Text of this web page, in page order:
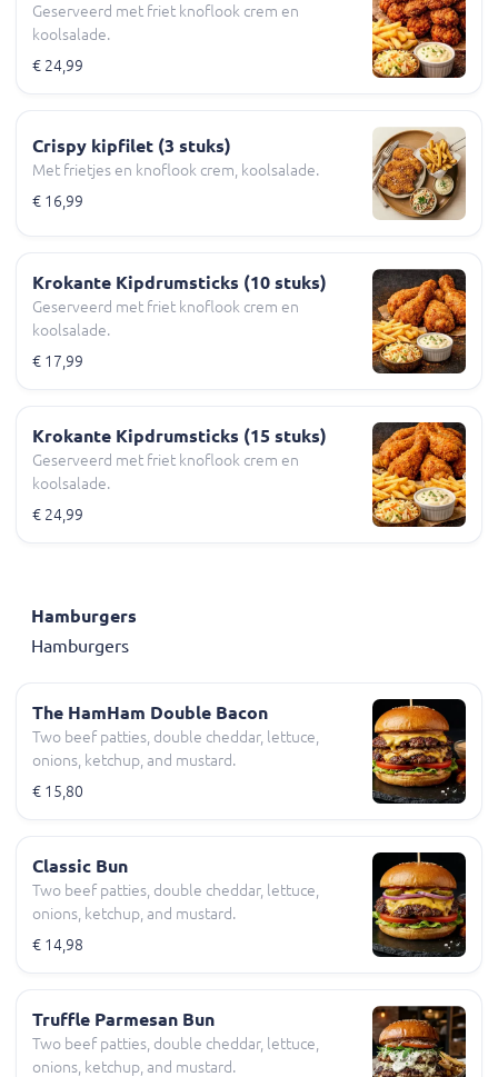
Geserveerd met friet knoflook crem en
koolsalade.
€ 24,99
Crispy kipfilet (3 stuks)
Met frietjes en knoflook crem, koolsalade.
€ 16,99
Krokante Kipdrumsticks (10 stuks)
Geserveerd met friet knoflook crem en
koolsalade.
€ 17,99
Krokante Kipdrumsticks (15 stuks)
Geserveerd met friet knoflook crem en
koolsalade.
€ 24,99
Hamburgers
Hamburgers
The HamHam Double Bacon
Two beef patties, double cheddar, lettuce,
onions, ketchup, and mustard.
€ 15,80
Classic Bun
Two beef patties, double cheddar, lettuce,
onions, ketchup, and mustard.
€ 14,98
Truffle Parmesan Bun
Two beef patties, double cheddar, lettuce,
onions, ketchup, and mustard.